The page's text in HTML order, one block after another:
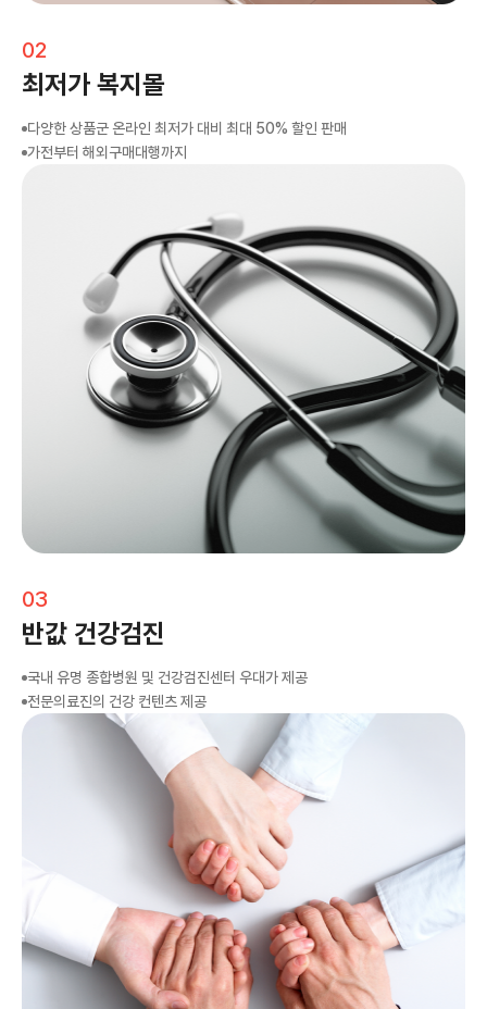
02
최저가 복지몰
다양한 상품군 온라인 최저가 대비 최대 50% 할인 판매
가전부터 해외구매대행까지
03
반값 건강검진
국내 유명 종합병원 및 건강검진센터 우대가 제공
전문의료진의 건강 컨텐츠 제공